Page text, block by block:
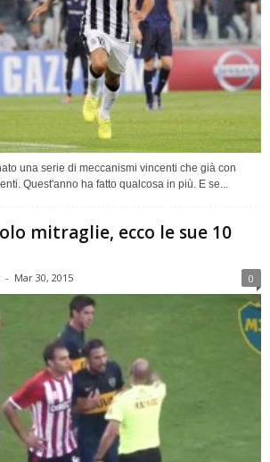
una serie di meccanismi vincenti che già con
Quest'anno ha fatto qualcosa in più. E se...
mitraglie, ecco le sue 10
- Mar 30, 2015 0